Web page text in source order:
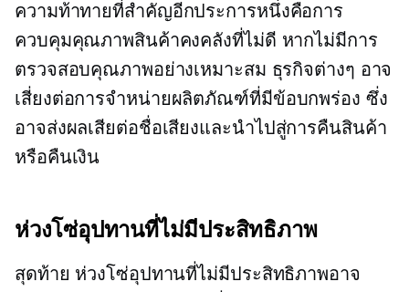
ความท้าทายที่สำคัญอีกประการหนึ่งคือการ
ควบคุมคุณภาพสินค้าคงคลังที่ไม่ดี หากไม่มีการ
ตรวจสอบคุณภาพอย่างเหมาะสม ธุรกิจต่างๆ อาจ
เสี่ยงต่อการจำหน่ายผลิตภัณฑ์ที่มีข้อบกพร่อง ซึ่ง
อาจส่งผลเสียต่อชื่อเสียงและนำไปสู่การคืนสินค้า
หรือคืนเงิน
ห่วงโซ่อุปทานที่ไม่มีประสิทธิภาพ
สุดท้าย ห่วงโซ่อุปทานที่ไม่มีประสิทธิภาพอาจ